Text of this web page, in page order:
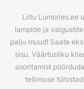
Liitu Lumories.ee
lampide ja
palju muud! Saate
sisu. Väärtusliku
sooritamist
tellimuse